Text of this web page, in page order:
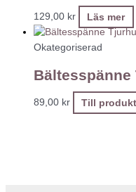
129,00 kr Läs mer
Okategoriserad
89,00 kr Till